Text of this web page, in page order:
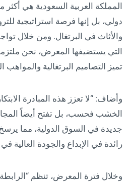
المملكة العربية السعودية هي
دولي، بل إنها فرصة استراتيجية
والأثاث في البرتغال. ومن خلال
التي يستضيفها المعرض، نحن
تميز التصاميم البرتغالية والمواهب
وأضاف: “لا تعزز هذه المبادرة
الخشب فحسب، بل تفتح أيضاً
جديدة في السوق الدولية، مما
رائدة في الإبداع والجودة العالية
وخلال فترة المعرض، تنظم “الرابطة